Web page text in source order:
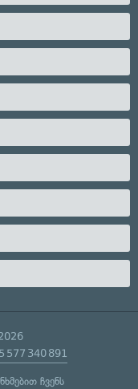
577 340 891
ჩვენს